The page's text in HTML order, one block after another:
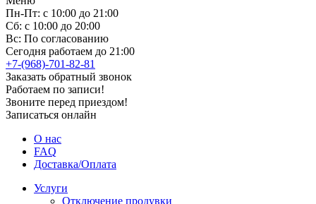
Пн-Пт: с 10:00 до 21:00
Сб: с 10:00 до 20:00
Вс: По согласованию
Сегодня работаем до 21:00
+7-(968)-701-82-81
Заказать обратный звонок
Работаем по записи!
Звоните перед приездом!
Записаться онлайн
О нас
FAQ
Доставка/Оплата
Услуги
Отключение продувки